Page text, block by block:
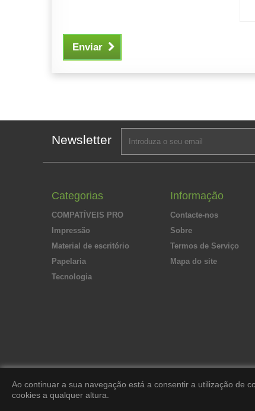
Enviar
Newsletter
Categorias
COMPATÍVEIS PRO
Impressão
Material de escritório
Papelaria
Tecnologia
Informação
Contacte-nos
Sobre
Termos de Serviço
Mapa do site
Ao continuar a sua navegação está a consentir a utilização de
cookies a qualquer altura.